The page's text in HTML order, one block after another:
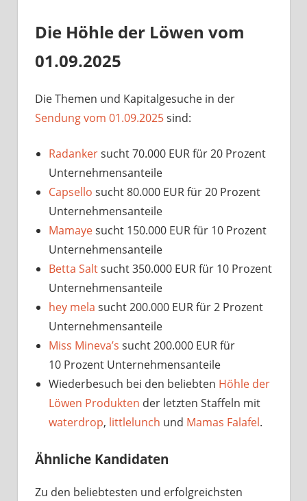
Die Höhle der Löwen vom
01.09.2025
Die Themen und Kapitalgesuche in der
Sendung vom 01.09.2025sind:
Radankersucht 70.000 EUR für 20 Prozent
Unternehmensanteile
Capsello sucht 80.000 EUR für 20 Prozent
Unternehmensanteile
Mamayesucht 150.000 EUR für 10 Prozent
Unternehmensanteile
Betta Saltsucht 350.000 EUR für 10 Prozent
Unternehmensanteile
hey mela sucht 200.000 EUR für 2 Prozent
Unternehmensanteile
Miss Mineva’s sucht 200.000 EUR für
10 Prozent Unternehmensanteile
Wiederbesuch bei den beliebten Höhle der
Löwen Produkten der letzten Staffeln mit
waterdrop, littlelunch und Mamas Falafel.
Ähnliche Kandidaten
Zu den beliebtesten und erfolgreichsten